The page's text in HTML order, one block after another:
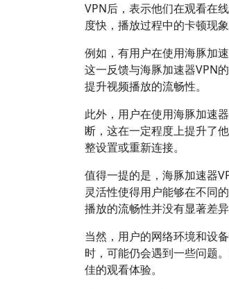
VPN后，表示他们在观看在
度快，播放过程中的卡顿现象
例如，有用户在使用海豚加
这一反馈与海豚加速器VPN
提升视频播放的流畅性。
此外，用户在使用海豚加速
断，这在一定程度上提升了
整设置或重新连接。
值得一提的是，海豚加速器
灵活性使得用户能够在不同
播放的流畅性并没有显著差
当然，用户的网络环境和设
时，可能仍会遇到一些问题
佳的观看体验。